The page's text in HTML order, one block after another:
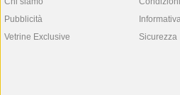
Pubblicità
Vetrine Exclusive
Sicurezza